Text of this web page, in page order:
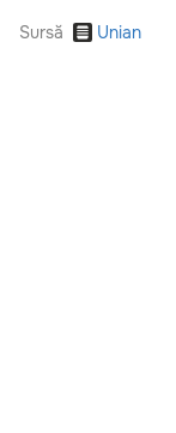
Sursă Unian